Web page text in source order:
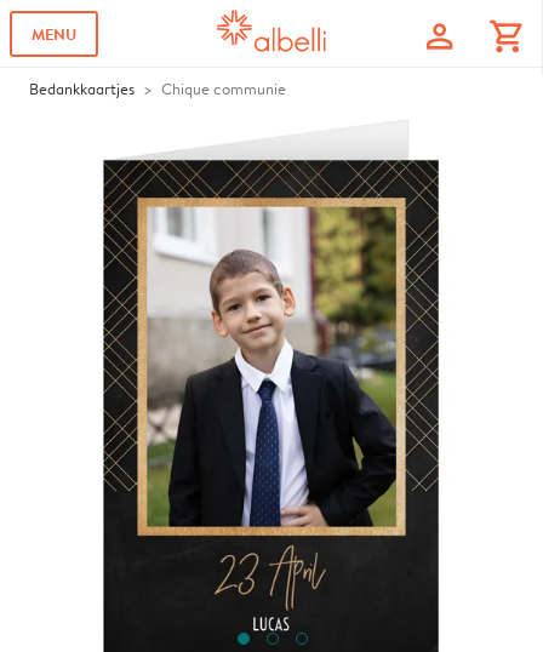
MENU profile shopping_cart
Bedankkaartjes Chique communie